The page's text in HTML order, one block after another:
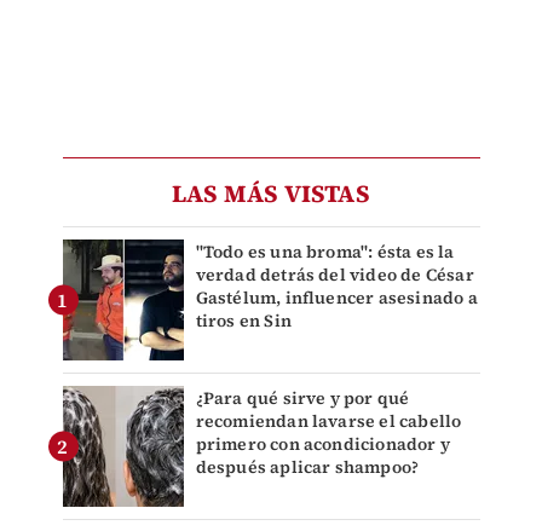
LAS MÁS VISTAS
"Todo es una broma": ésta es la
verdad detrás del video de César
Gastélum, influencer asesinado a
tiros en Sin
¿Para qué sirve y por qué
recomiendan lavarse el cabello
primero con acondicionador y
después aplicar shampoo?